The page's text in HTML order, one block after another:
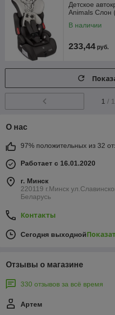
Детское
Animals Слон
В наличии
233,44 руб.
1 /
О нас
97% положительных из 32
Работает с 16.01.2020
г. Минск
220119 г.Минск
Беларусь
Контакты
Сегодня выходной
Отзывы о магазине
330 отзывов за всё время
Артем